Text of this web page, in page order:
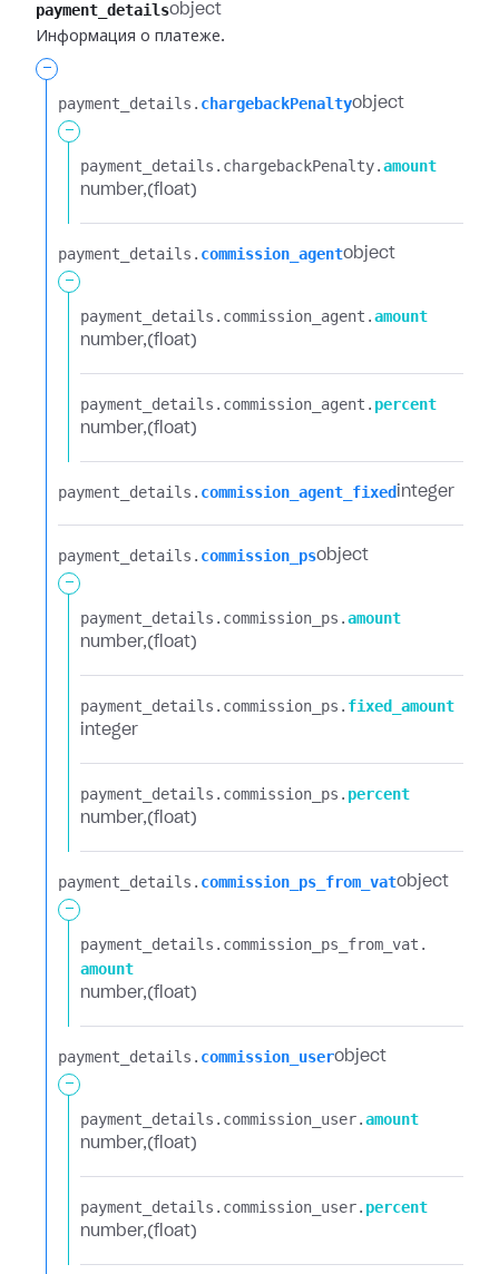
payment_detailsobject
Информация о платеже.
-
payment_details.​ chargebackPenaltyobject
-
payment_details.​ chargebackPenalty.​amount
number (float)
payment_details.​ commission_agentobject
-
payment_details.​ commission_agent.​amount
number (float)
payment_details.​ commission_agent.​ percent
number (float)
payment_details.​ commission_agent_fixed integer
payment_details.​ commission_psobject
-
payment_details.​ commission_ps.​amount
number (float)
payment_details.​ commission_ps.​ fixed_amount
integer
payment_details.​ commission_ps.​ percent
number (float)
payment_details.​ commission_ps_from_vatobject
-
payment_details.​ commission_ps_from_vat.​
amount
number (float)
payment_details.​ commission_userobject
-
payment_details.​ commission_user.​amount
number (float)
payment_details.​ commission_user.​ percent
number (float)